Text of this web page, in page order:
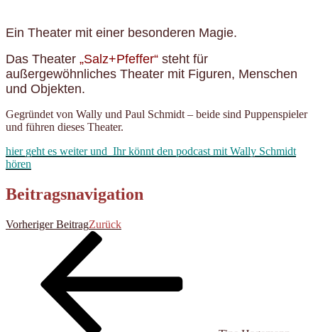
Ein Theater mit einer besonderen Magie.
Das Theater „Salz+Pfeffer“ steht für
außergewöhnliches Theater mit Figuren, Menschen
und Objekten.
Gegründet von Wally und Paul Schmidt – beide sind Puppenspieler
und führen dieses Theater.
hier geht es weiter und Ihr könnt den podcast mit Wally Schmidt
hören
Beitragsnavigation
Vorheriger BeitragZurück